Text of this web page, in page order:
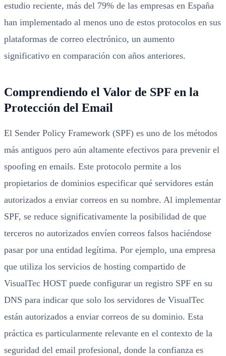
estudio reciente, más del 79% de las empresas en España
han implementado al menos uno de estos protocolos en sus
plataformas de correo electrónico, un aumento
significativo en comparación con años anteriores.
Comprendiendo el Valor de SPF en la
Protección del Email
El Sender Policy Framework (SPF) es uno de los métodos
más antiguos pero aún altamente efectivos para prevenir el
spoofing en emails. Este protocolo permite a los
propietarios de dominios especificar qué servidores están
autorizados a enviar correos en su nombre. Al implementar
SPF, se reduce significativamente la posibilidad de que
terceros no autorizados envíen correos falsos haciéndose
pasar por una entidad legítima. Por ejemplo, una empresa
que utiliza los servicios de hosting compartido de
VisualTec HOST puede configurar un registro SPF en su
DNS para indicar que solo los servidores de VisualTec
están autorizados a enviar correos de su dominio. Esta
práctica es particularmente relevante en el contexto de la
seguridad del email profesional, donde la confianza es